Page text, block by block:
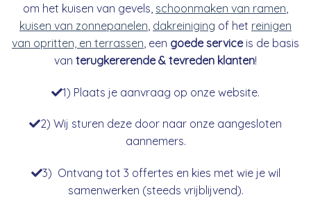
om het kuisen van gevels, schoonmaken van ramen
kuisen van zonnepanelen dakreiniging of het reinigen
van opritten, en terrassen , een goede serviceis de basis
van terugkererende & tevreden klanten!
1) Plaats je aanvraag op onze website.
2) Wij sturen deze door naar onze aangesloten
aannemers.
3) Ontvang tot 3 offertes en kies met wie je wil
samenwerken (steeds vrijblijvend).